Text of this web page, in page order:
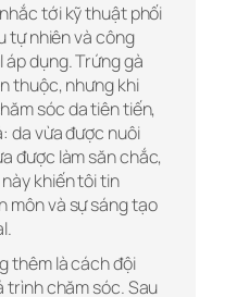
tới kỹ thuật phối
tự nhiên và công
áp dụng. Trứng gà
thuộc, nhưng khi
sóc da tiên tiến,
da vừa được nuôi
được làm săn chắc,
khiến tôi tin
môn và sự sáng tạo
thêm là cách đội
trình chăm sóc. Sau